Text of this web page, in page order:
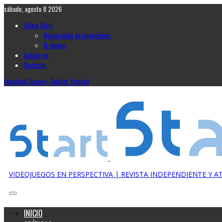
sábado, agosto 8 2026
Sobre Start
Declaración de intenciones
El equipo
Colaborar
Contacto
FacebookGoogle+ TwitterYoutube
VIDEOJUEGOS EN PERSPECTIVA | REVISTA INDEPENDIENTE Y
INICIO